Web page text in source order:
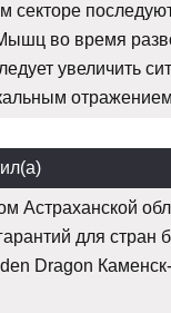
секторе
во время
увеличить
Астраханской
для стран
Dragon